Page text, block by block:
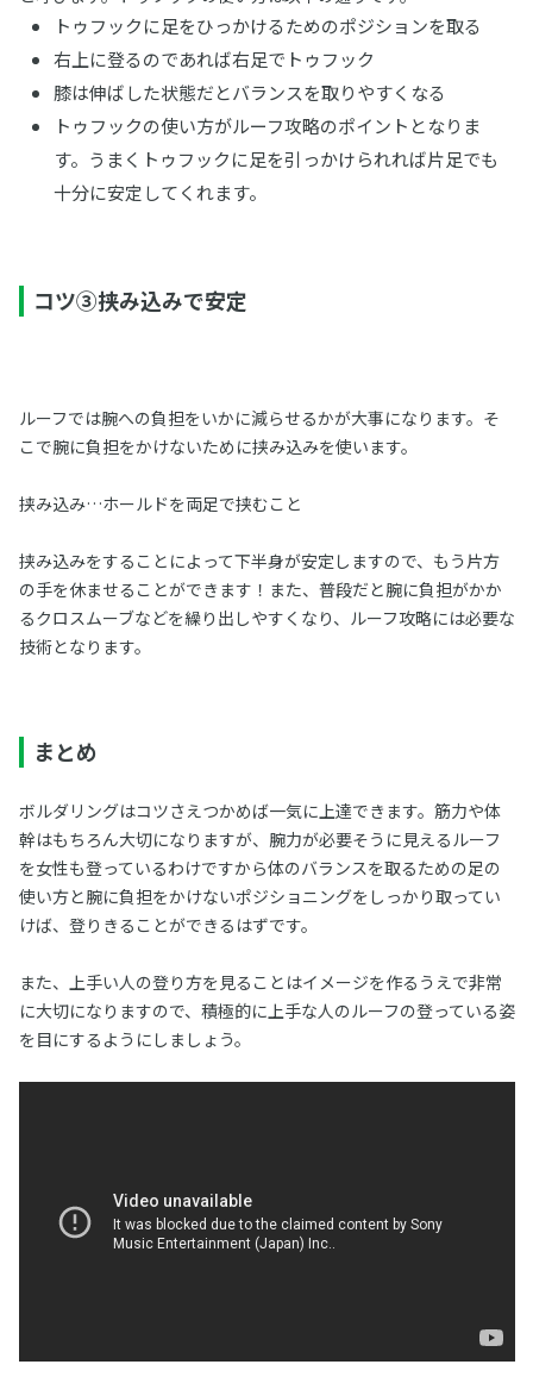
トゥフックに足をひっかけるためのポジションを取る
右上に登るのであれば右足でトゥフック
膝は伸ばした状態だとバランスを取りやすくなる
トゥフックの使い方がルーフ攻略のポイントとなりま
す。うまくトゥフックに足を引っかけられれば片足でも
十分に安定してくれます。
コツ③挟み込みで安定
ルーフでは腕への負担をいかに減らせるかが大事になります。そ
こで腕に負担をかけないために挟み込みを使います。
挟み込み…ホールドを両足で挟むこと
挟み込みをすることによって下半身が安定しますので、もう片方
の手を休ませることができます！また、普段だと腕に負担がかか
るクロスムーブなどを繰り出しやすくなり、ルーフ攻略には必要な
技術となります。
まとめ
ボルダリングはコツさえつかめば一気に上達できます。筋力や体
幹はもちろん大切になりますが、腕力が必要そうに見えるルーフ
を女性も登っているわけですから体のバランスを取るための足の
使い方と腕に負担をかけないポジショニングをしっかり取ってい
けば、登りきることができるはずです。
また、上手い人の登り方を見ることはイメージを作るうえで非常
に大切になりますので、積極的に上手な人のルーフの登っている姿
を目にするようにしましょう。